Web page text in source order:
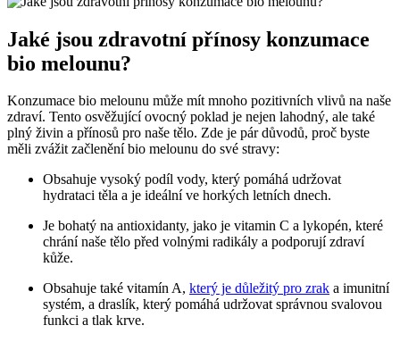
Jaké jsou zdravotní přínosy konzumace
bio melounu?
Konzumace bio melounu může mít mnoho pozitivních vlivů na‍ naše
zdraví. Tento osvěžující ovocný ⁣poklad je ⁤nejen lahodný, ale také
plný živin ‍a přínosů pro naše tělo. Zde ⁢je pár‌ důvodů, proč‍ byste
měli zvážit začlenění bio melounu do‍ své stravy:
Obsahuje vysoký podíl vody, ​který⁣ pomáhá udržovat
hydrataci těla a je ⁢ideální ⁤ve horkých letních dnech.
Je bohatý na antioxidanty, jako je vitamin C a​ lykopén, které
chrání naše tělo⁢ před ⁤volnými radikály a podporují zdraví
kůže.
Obsahuje také vitamín A, který je důležitý pro zrak a imunitní
systém, a⁢ draslík, který pomáhá udržovat správnou svalovou
funkci a tlak⁤ krve.⁢